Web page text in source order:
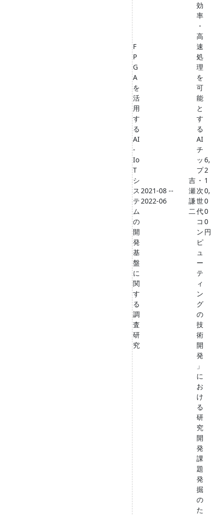
F
P
G
A
を
活
用
す
る
AI
-
Io
T
シ
ス
テ
ム
の
開
発
基
盤
に
関
す
る
調
査
研
究
2021-08 --
2022-06
吉
瀬
謙
二
効
率
・
高
速
処
理
を
可
能
と
す
る
AI
チ
ッ
プ
・
次
世
代
コ
ン
ピ
ュ
ー
テ
ィ
ン
グ
の
技
術
開
発
」
に
お
け
る
研
究
開
発
課
題
発
掘
の
た
6,
2
1
0,
0
0
0
円